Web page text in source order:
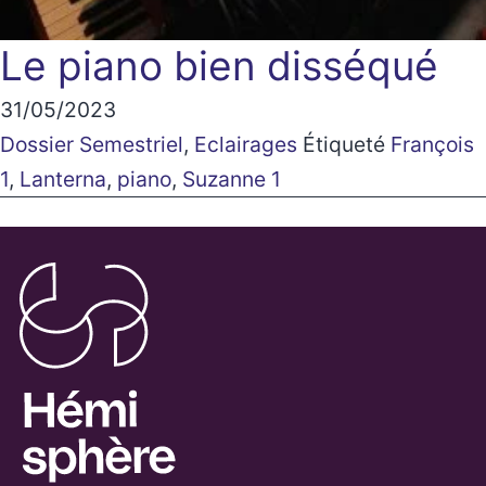
Le piano bien disséqué
31/05/2023
Dossier Semestriel, Eclairages Étiqueté François
1, Lanterna, piano, Suzanne 1